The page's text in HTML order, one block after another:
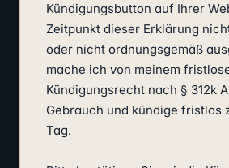
Kündigungsbutton auf Ihrer
Zeitpunkt dieser Erklärung
oder nicht ordnungsgemäß
mache ich von meinem
Kündigungsrecht nach § 312k
Gebrauch und kündige fristlos
Tag.